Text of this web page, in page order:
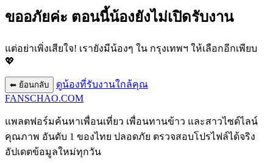
ขออภัยค่ะ ตอนนี้น้องยังไม่เปิดรับงาน
แต่อย่าเพิ่งเสียใจ! เรายังมีน้องๆ ใน กรุงเทพฯ ให้เลือกอีกเพียบ
💖
⬅ ย้อนกลับ
ดูน้องที่รับงานใกล้คุณ
FANSCHAO.COM
แพลตฟอร์มค้นหาเพื่อนเที่ยว เพื่อนทานข้าว และสาวไซด์ไลน์
คุณภาพ อันดับ 1 ของไทย ปลอดภัย ตรวจสอบโปรไฟล์ได้จริง
อัปเดตข้อมูลใหม่ทุกวัน